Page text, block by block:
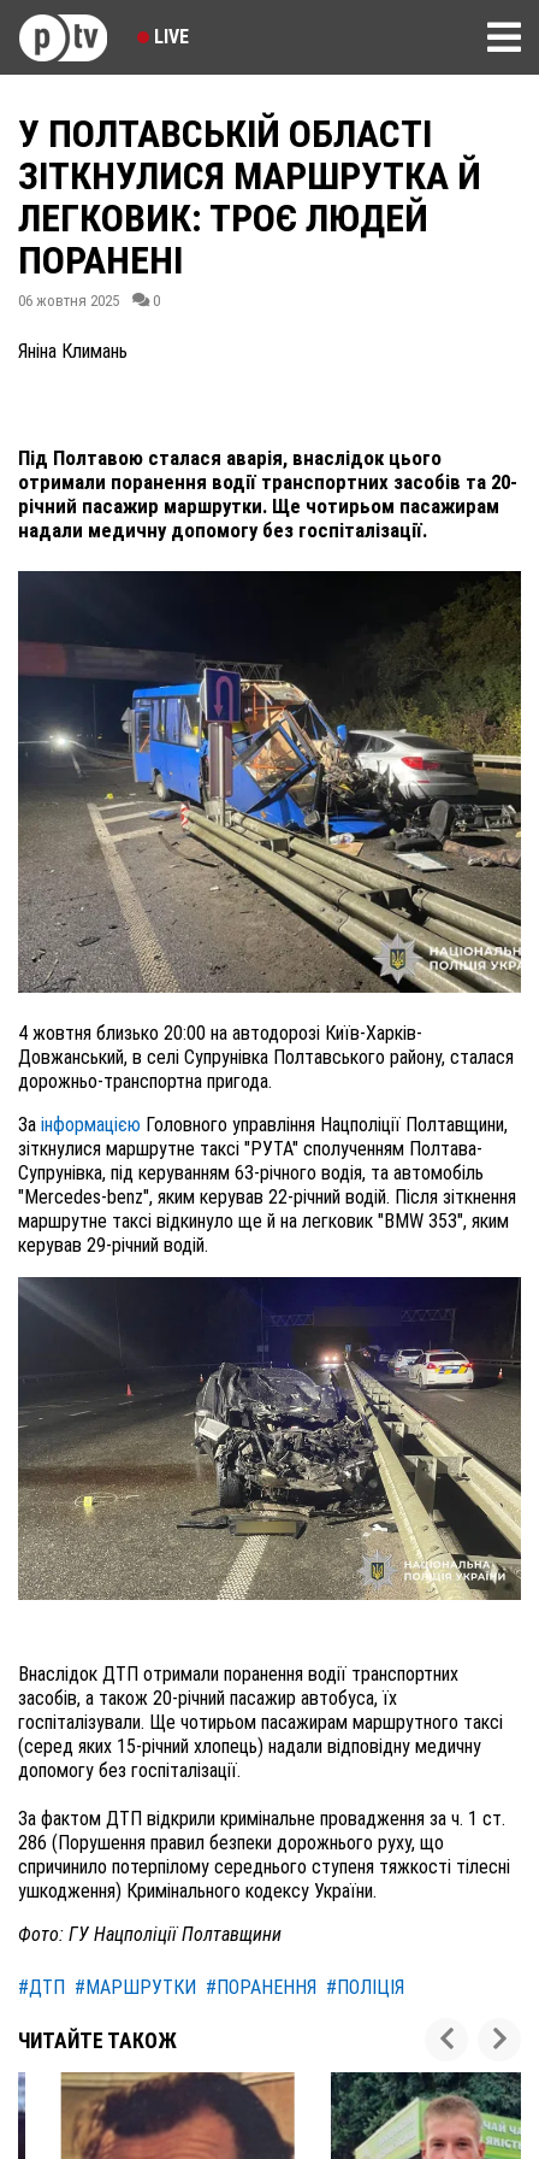
LIVE
У ПОЛТАВСЬКІЙ ОБЛАСТІ
ЗІТКНУЛИСЯ МАРШРУТКА Й
ЛЕГКОВИК: ТРОЄ ЛЮДЕЙ
ПОРАНЕНІ
06 жовтня 2025 0
Яніна Климань
Під Полтавою сталася аварія, внаслідок цього
отримали поранення водії транспортних засобів та 20-
річний пасажир маршрутки. Ще чотирьом пасажирам
надали медичну допомогу без госпіталізації.
4 жовтня близько 20:00 на автодорозі Київ-Харків-
Довжанський, в селі Супрунівка Полтавського району, сталася
дорожньо-транспортна пригода.
За інформацією Головного управління Нацполіції Полтавщини,
зіткнулися маршрутне таксі "РУТА" сполученням Полтава-
Супрунівка, під керуванням 63-річного водія, та автомобіль
"Mercedes-benz", яким керував 22-річний водій. Після зіткнення
маршрутне таксі відкинуло ще й на легковик "BMW 353", яким
керував 29-річний водій.
Внаслідок ДТП отримали поранення водії транспортних
засобів, а також 20-річний пасажир автобуса, їх
госпіталізували. Ще чотирьом пасажирам маршрутного таксі
(серед яких 15-річний хлопець) надали відповідну медичну
допомогу без госпіталізації.
За фактом ДТП відкрили кримінальне провадження за ч. 1 ст.
286 (Порушення правил безпеки дорожнього руху, що
спричинило потерпілому середнього ступеня тяжкості тілесні
ушкодження) Кримінального кодексу України.
Фото: ГУ Нацполіції Полтавщини
#ДТП #МАРШРУТКИ #ПОРАНЕННЯ #ПОЛІЦІЯ
ЧИТАЙТЕ ТАКОЖ